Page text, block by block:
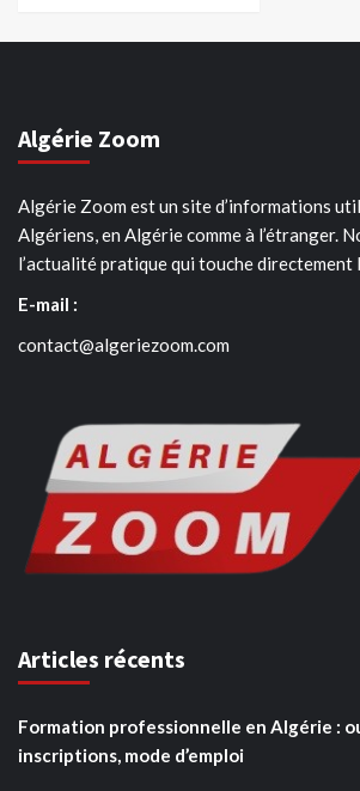
Algérie Zoom
Algérie Zoom est un site d’informations
Algériens, en Algérie comme à l’étranger.
l’actualité pratique qui touche directement
E-mail :
contact@algeriezoom.com
Articles récents
Formation professionnelle en Algérie :
inscriptions, mode d’emploi